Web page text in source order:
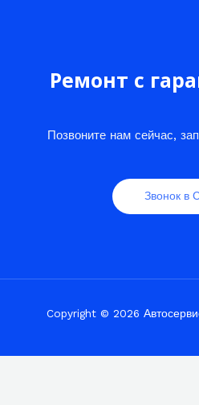
Ремонт с
Позвоните нам сейчас,
Звонок в
Copyright © 2026